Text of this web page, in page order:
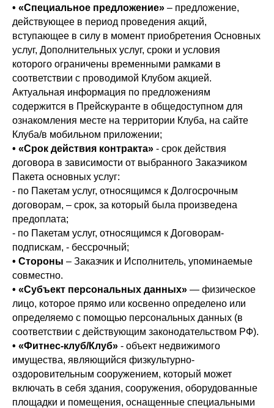
• «Специальное предложение» – предложение,
действующее в период проведения акций,
вступающее в силу в момент приобретения Основных
услуг, Дополнительных услуг, сроки и условия
которого ограничены временными рамками в
соответствии с проводимой Клубом акцией.
Актуальная информация по предложениям
содержится в Прейскуранте в общедоступном для
ознакомления месте на территории Клуба, на сайте
Клуба/в мобильном приложении;
• «Срок действия контракта» - срок действия
договора в зависимости от выбранного Заказчиком
Пакета основных услуг:
- по Пакетам услуг, относящимся к Долгосрочным
договорам, – срок, за который была произведена
предоплата;
- по Пакетам услуг, относящимся к Договорам-
подпискам, - бессрочный;
• Стороны – Заказчик и Исполнитель, упоминаемые
совместно.
• «Субъект персональных данных» — физическое
лицо, которое прямо или косвенно определено или
определяемо с помощью персональных данных (в
соответствии с действующим законодательством РФ).
• «Фитнес-клуб/Клуб» - объект недвижимого
имущества, являющийся физкультурно-
оздоровительным сооружением, который может
включать в себя здания, сооружения, оборудованные
площадки и помещения, оснащенные специальными